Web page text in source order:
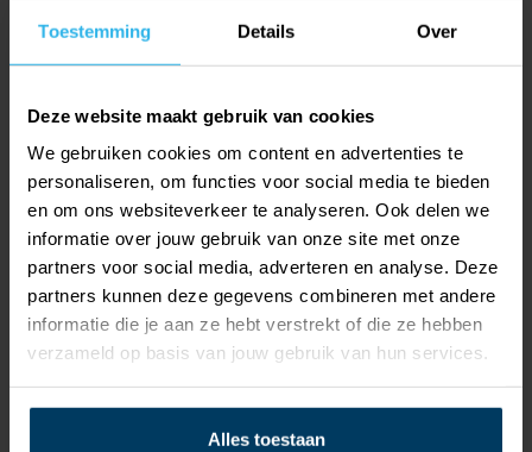
Toestemming Details Over
Deze website maakt gebruik van cookies
We gebruiken cookies om content en advertenties te
personaliseren, om functies voor social media te bieden
en om ons websiteverkeer te analyseren. Ook delen we
informatie over jouw gebruik van onze site met onze
partners voor social media, adverteren en analyse. Deze
partners kunnen deze gegevens combineren met andere
informatie die je aan ze hebt verstrekt of die ze hebben
verzameld op basis van jouw gebruik van hun services.
Alles toestaan
encore construire une maison raccordée au gaz. Ce
des pompes à chaleur. C’était un investissement
supplémentaire de la part du promoteur. Il a vu la plus-
value que représentait l’aspect durable – il a osé
adopter une vision d'avenir. »
Des défis à relever
« Chez nous, les travailleurs ont l’opportunité
d’évoluer au sein de l’entreprise. Vous commencez